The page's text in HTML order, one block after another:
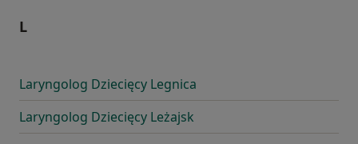
L
Laryngolog Dziecięcy Legnica
Laryngolog Dziecięcy Leżajsk